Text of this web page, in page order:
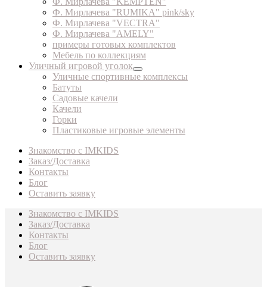
Ф. Мирлачева "RUMIKA" pink/sky
Ф. Мирлачева "VECTRA"
Ф. Мирлачева "AMELY"
примеры готовых комплектов
Мебель по коллекциям
Уличный игровой уголок
Уличные спортивные комплексы
Батуты
Садовые качели
Качели
Горки
Пластиковые игровые элементы
Знакомство с IMKIDS
Заказ/Доставка
Контакты
Блог
Оставить заявку
Знакомство с IMKIDS
Заказ/Доставка
Контакты
Блог
Оставить заявку